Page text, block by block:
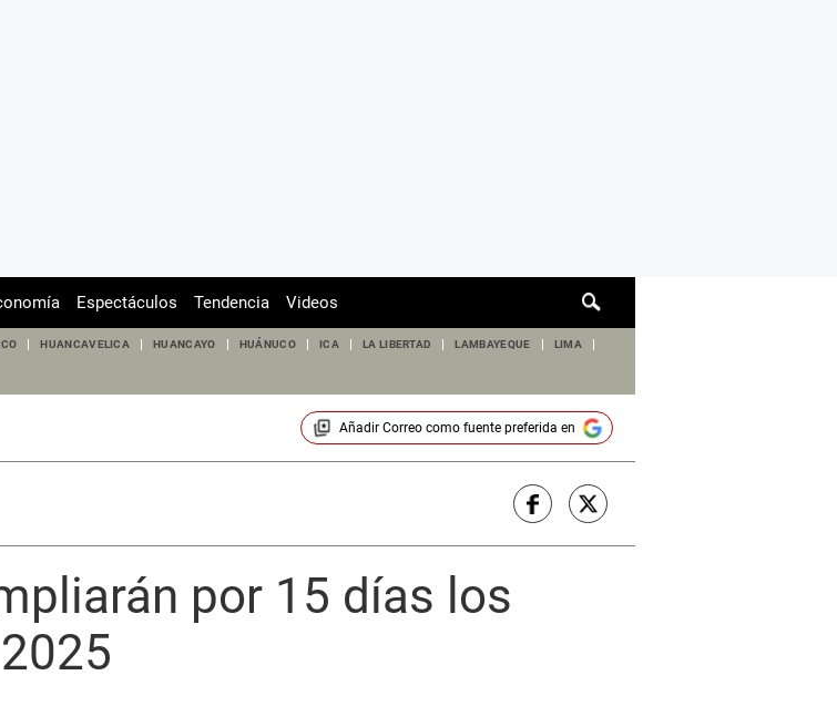
de
Espectáculos Tendencia Videos
HUANCAVELICA HUANCAYO HUÁNUCO ICA LA LIBERTAD LAMBAYEQUE LIMA
Añadir Correocomo fuente preferida en
por 15 días los